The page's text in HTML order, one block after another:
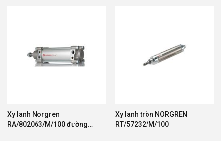
Xy lanh Norgren
RA/802063/M/100 đường
Xy lanh tròn NORGREN
RT/57232/M/100